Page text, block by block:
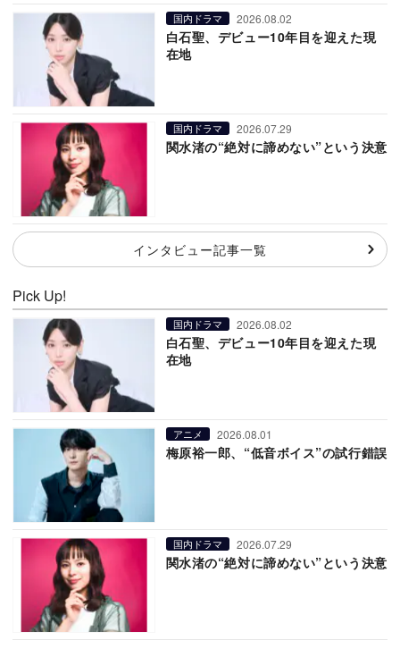
国内ドラマ 2026.08.02
白石聖、デビュー10年目を迎えた現
在地
国内ドラマ 2026.07.29
関水渚の“絶対に諦めない”という決意
インタビュー記事一覧
Pick Up!
国内ドラマ 2026.08.02
白石聖、デビュー10年目を迎えた現
在地
アニメ 2026.08.01
梅原裕一郎、“低音ボイス”の試行錯誤
国内ドラマ 2026.07.29
関水渚の“絶対に諦めない”という決意